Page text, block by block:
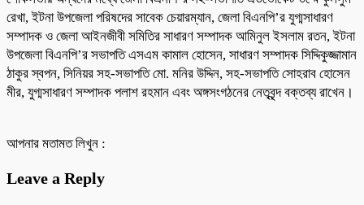
রেখা, ইটনা উপজেলা পরিষদের সাবেক চেয়ারম্যান, জেলা বিএনপি’র যুগ্মসাধারণ
সম্পাদক ও জেলা আইনজীবী সমিতির সাধারণ সম্পাদক আমিনুল ইসলাম রতন, ইটনা
উপজেলা বিএনপি’র সভাপতি এসএম কামাল হোসেন, সাধারণ সম্পাদক সিদ্দিকুজ্জামান
ঠাকুর স্বপন, সিনিয়র সহ-সভাপতি মো. মনির উদ্দিন, সহ-সভাপতি সোহরাব হোসেন
মীর, যুগ্মসাধারণ সম্পাদক পলাশ রহমান এবং অঙ্গসংগঠনের নেতৃবৃন্দ বক্তব্য রাখেন।
আপনার মতামত লিখুন :
Leave a Reply